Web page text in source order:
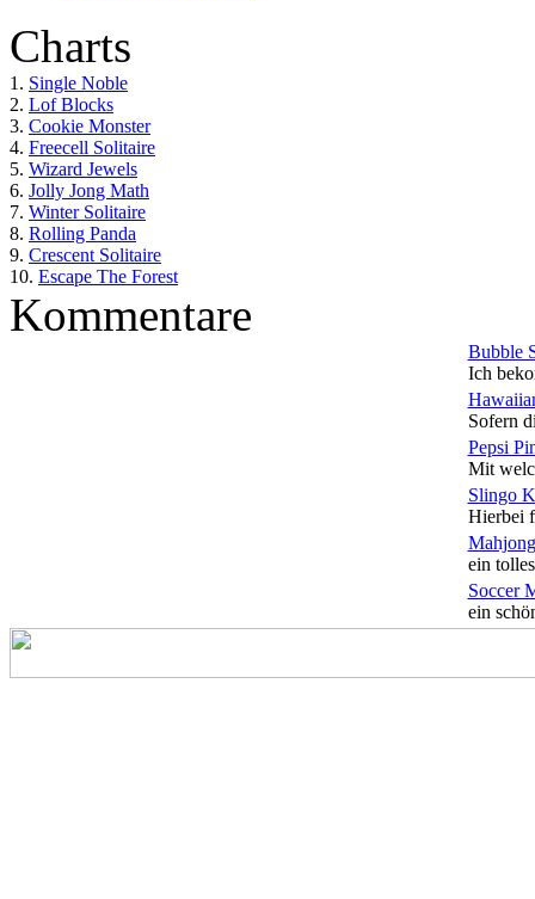
Charts
1. Single Noble
2. Lof Blocks
3. Cookie Monster
4. Freecell Solitaire
5. Wizard Jewels
6. Jolly Jong Math
7. Winter Solitaire
8. Rolling Panda
9. Crescent Solitaire
10. Escape The Forest
Kommentare
Bubble
Ich
Sofern
Pepsi
Mit
Slingo
Hierbei
ein
Soccer
ein